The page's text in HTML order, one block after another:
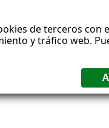
de terceros con
y tráfico web.